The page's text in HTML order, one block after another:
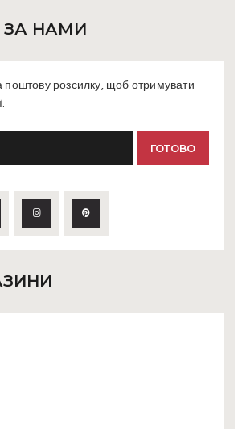
ЗА НАМИ
поштову розсилку, щоб отримувати